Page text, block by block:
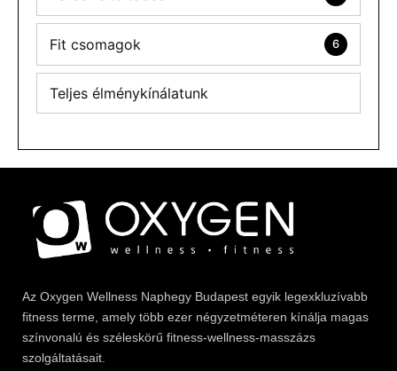
Fit csomagok 6
Teljes élménykínálatunk
Az Oxygen Wellness Naphegy Budapest egyik legexkluzívabb
fitness terme, amely több ezer négyzetméteren kínálja magas
színvonalú és széleskörű fitness-wellness-masszázs
szolgáltatásait.